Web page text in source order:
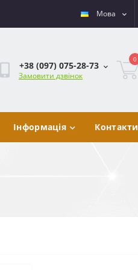
Мова
+38 (097) 075-28-73
Замовити дзвінок
0
Інформація Контакти